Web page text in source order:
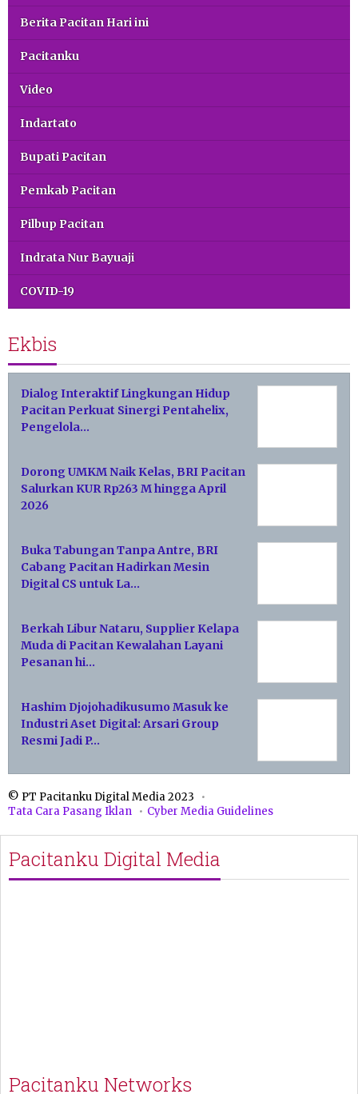
Berita Pacitan Hari ini
Pacitanku
Video
Indartato
Bupati Pacitan
Pemkab Pacitan
Pilbup Pacitan
Indrata Nur Bayuaji
COVID-19
Ekbis
Dialog Interaktif Lingkungan Hidup
Pacitan Perkuat Sinergi Pentahelix,
Pengelola…
Dorong UMKM Naik Kelas, BRI Pacitan
Salurkan KUR Rp263 M hingga April
2026
Buka Tabungan Tanpa Antre, BRI
Cabang Pacitan Hadirkan Mesin
Digital CS untuk La…
Berkah Libur Nataru, Supplier Kelapa
Muda di Pacitan Kewalahan Layani
Pesanan hi…
Hashim Djojohadikusumo Masuk ke
Industri Aset Digital: Arsari Group
Resmi Jadi P…
© PT Pacitanku Digital Media 2023
Tata Cara Pasang Iklan
Cyber Media Guidelines
Pacitanku Digital Media
Pacitanku Networks